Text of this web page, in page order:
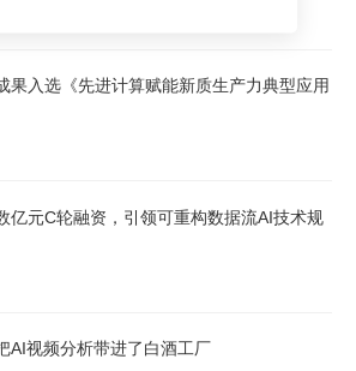
果入选《先进计算赋能新质生产力典型应用
亿元C轮融资，引领可重构数据流AI技术规
AI视频分析带进了白酒工厂